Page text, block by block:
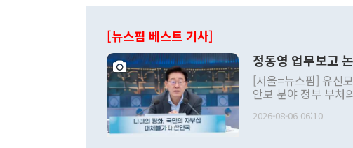
[뉴스핌 베스트 기사]
정동영 업무보고
[서울=뉴스핌] 유신
안보 분야 정부 부처
발언 중에는 정부 내
2026-08-06 06:10